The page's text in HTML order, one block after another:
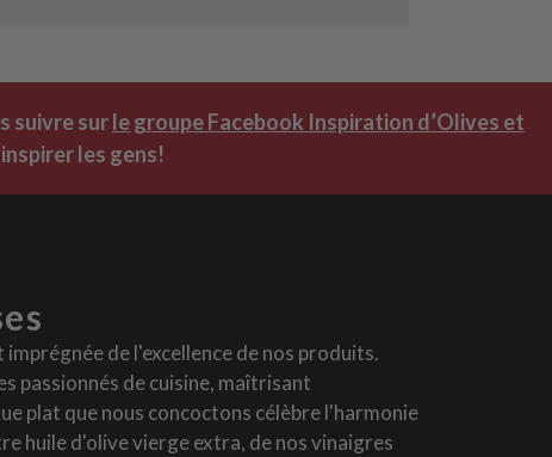
suivre surle groupe Facebook Inspiration d’Olives et
les gens!
de l'excellence de nos produits.
passionnés de cuisine, maîtrisant
plat que nous concoctons célèbre l'harmonie
huile d'olive vierge extra, de nos vinaigres